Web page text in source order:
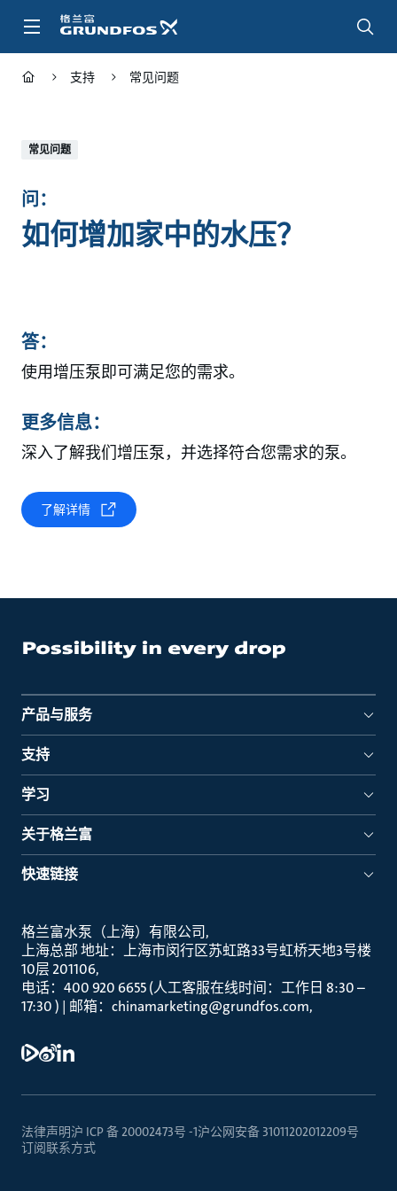
支持 常见问题
常见问题
问：
如何增加家中的水压？
答：
使用增压泵即可满足您的需求。
更多信息：
深入了解我们增压泵，并选择符合您需求的泵。
了解详情
产品与服务
支持
学习
关于格兰富
快速链接
格兰富水泵（上海）有限公司
上海总部 地址：上海市闵行区苏虹路33号虹桥天地3号楼
10层 201106
电话：400 920 6655 (人工客服在线时间：工作日 8:30 –
17:30 ) | 邮箱：chinamarketing@grundfos.com
法律声明沪 ICP 备 20002473号 -1沪公网安备 31011202012209号
订阅联系方式